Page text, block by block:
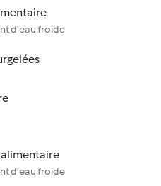
d'eau froide
d'eau froide